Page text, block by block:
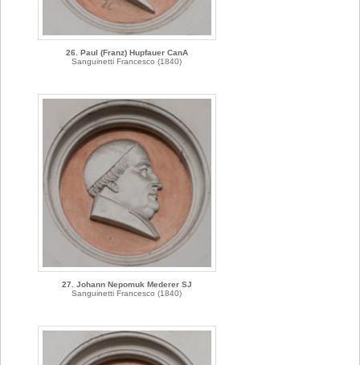
26. Paul (Franz) Hupfauer CanA
Sanguinetti Francesco (1840)
27. Johann Nepomuk Mederer SJ
Sanguinetti Francesco (1840)